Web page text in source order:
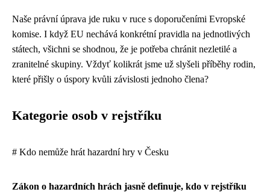
Naše právní úprava jde ruku v ruce s doporučeními Evropské
komise. I když EU nechává konkrétní pravidla na jednotlivých
státech, všichni se shodnou, že je potřeba chránit nezletilé a
zranitelné skupiny. Vždyť kolikrát jsme už slyšeli příběhy rodin,
které přišly o úspory kvůli závislosti jednoho člena?
Kategorie osob v rejstříku
# Kdo nemůže hrát hazardní hry v Česku
Zákon o hazardních hrách jasně definuje, kdo v rejstříku